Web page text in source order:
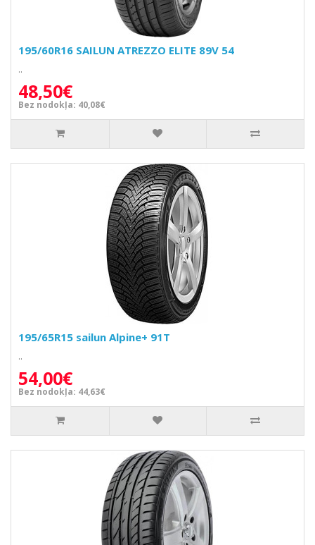
195/60R16 SAILUN ATREZZO ELITE 89V 54
..
48,50€
Bez nodokļa: 40,08€
195/65R15 sailun Alpine+ 91T
..
54,00€
Bez nodokļa: 44,63€